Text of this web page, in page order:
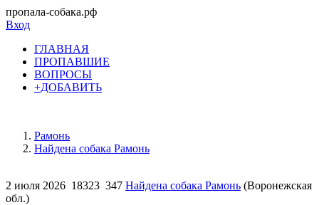
пропала-собака.рф
Вход
ГЛАВНАЯ
ПРОПАВШИЕ
ВОПРОСЫ
+ДОБАВИТЬ
Рамонь
Найдена собака Рамонь
2 июля 2026 18323 347 Найдена собака Рамонь (Воронежская
обл.)